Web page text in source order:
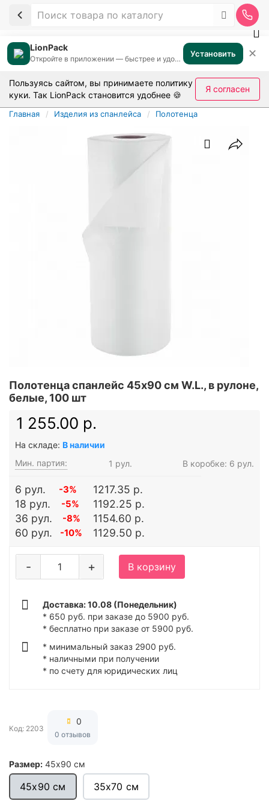
LionPack
Откройте в приложении — быстрее и удобнее Установить ✕
Пользуясь сайтом, вы принимаете политику
куки. Так LionPack становится удобнее 🍪
Я согласен
Главная Изделия из спанлейса Полотенца
Полотенца спанлейс 45x90 см W.L., в рулоне,
белые, 100 шт
Размер: 45х90 см
45х90 см 35х70 см
1 255.00 р.
На складе: В наличии
Мин. партия:
1 рул. В коробке: 6 рул.
6 рул. -3%
1217.35 р.
18 рул.
-5%
1192.25 р.
36 рул.
-8%
1154.60 р.
60 рул.
-10% 1129.50 р.
+
- В корзину
Доставка: 10.08 (Понедельник)
* 650 руб. при заказе до 5900 руб.
* бесплатно при заказе от 5900 руб.
* минимальный заказ 2900 руб.
* наличными при получении
* по счету для юридических лиц
Код: 2203
0
0 отзывов